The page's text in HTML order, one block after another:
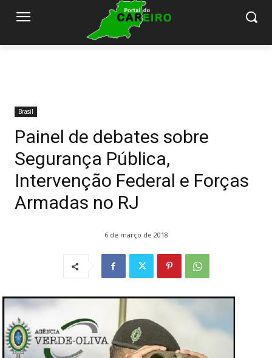
Brasil
Painel de debates sobre
Segurança Pública,
Intervenção Federal e Forças
Armadas no RJ
6 de março de 2018